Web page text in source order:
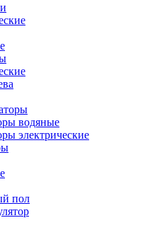
водяные
электрические
пол